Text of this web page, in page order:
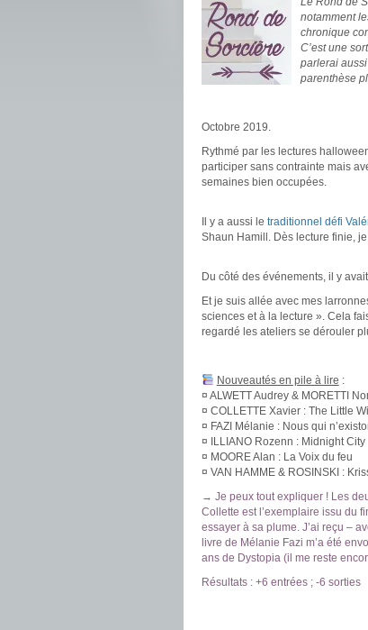
notamment
chronique
C’est une
parlerai
parenthèse
Octobre 2019.
Rythmé par les lectures
participer sans contrainte mais
semaines bien occupées.
Il y a aussi le traditionnel défi
Shaun Hamill. Dès lecture finie,
Du côté des événements, il y
Et je suis allée avec mes
sciences et à la lecture ». Cela
regardé les ateliers se dérouler
Nouveautés en pile à lire :
¤ ALWETT Audrey & MORETTI
¤ COLLETTE Xavier : The Little
¤ FAZI Mélanie : Nous qui
¤ ILLIANO Rozenn : Midnight City
¤ MOORE Alan : La Voix du feu
¤ VAN HAMME & ROSINSKI :
→ Je peux tout expliquer ! Les
Collette est l’exemplaire issu du
essayer à sa plume. J’ai reçu –
livre de Mélanie Fazi m’a été
ans de Dystopia (il me reste
Résultats : +6 entrées ; -6 sorties